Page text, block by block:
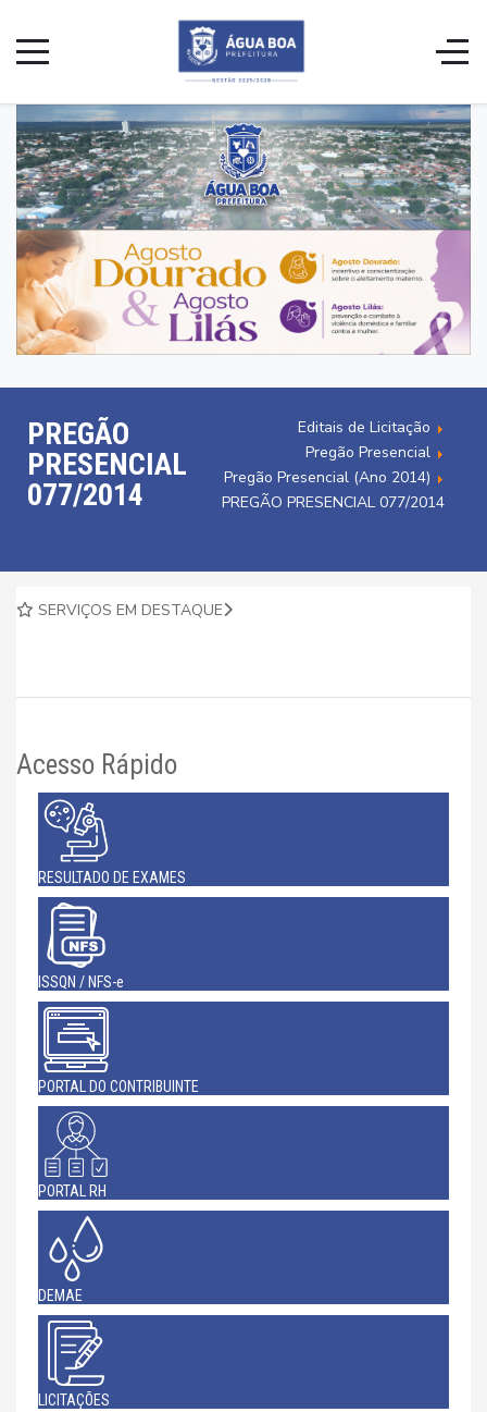
PREGÃO
PRESENCIAL
077/2014
Editais de Licitação
Pregão Presencial
Pregão Presencial (Ano 2014)
PREGÃO PRESENCIAL 077/2014
SERVIÇOS EM DESTAQUE
Acesso Rápido
RESULTADO DE EXAMES
ISSQN / NFS-e
PORTAL DO CONTRIBUINTE
PORTAL RH
DEMAE
LICITAÇÕES